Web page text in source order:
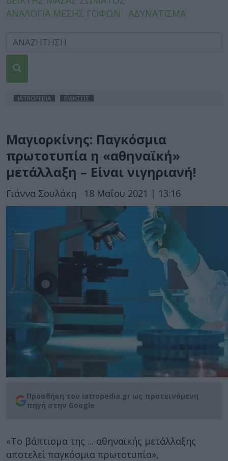
ΑΝΑΛΟΓΙΑ ΜΕΣΗΣ ΓΟΦΩΝ
ΑΔΥΝΑΤΙΣΜΑ
IATROPEDIA ΕΙΔΗΣΕΙΣ
Μαγιορκίνης: Παγκόσμια
πρωτοτυπία η «αθηναϊκή»
μετάλλαξη – Είναι νιγηριανή!
Γιάννα Σουλάκη 18 Μαΐου 2021 | 13:16
Προσθήκη του iatropedia.gr ως προτεινόμενη
πηγή στην Google
«Tο βάπτισμα της ... αθηναϊκής μετάλλαξης
αποτελεί παγκόσμια πρωτοτυπία»,